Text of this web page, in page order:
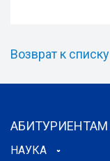
Возврат к списку
АБИТУРИЕНТАМ
НАУКА